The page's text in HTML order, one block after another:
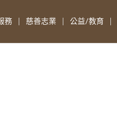
務 慈善志業 公益/教育